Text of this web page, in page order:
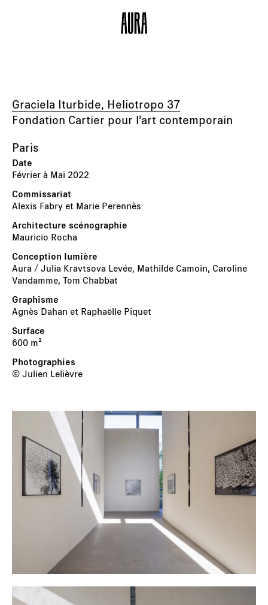
Graciela Iturbide, Heliotropo 37
Fondation Cartier pour l’art contemporain
Paris
Février à Mai 2022
Alexis Fabry et Marie Perennès
Mauricio Rocha
Aura / Julia Kravtsova Levée, Mathilde Camoin, Caroline
Vandamme, Tom Chabbat
Agnès Dahan et Raphaëlle Piquet
600 m²
© Julien Lelièvre